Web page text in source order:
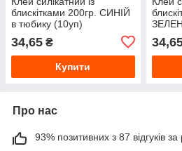
блискітками 200гр. СИНІЙ
в тюбику (10уп)
34,65 ₴
Купити
Про нас
93% позитивних з 87 відгуків за